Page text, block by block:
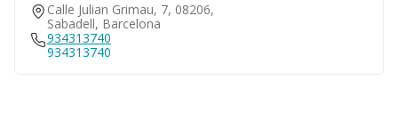
Calle Julian Grimau, 7, 08206,
Sabadell, Barcelona
934313740
934313740